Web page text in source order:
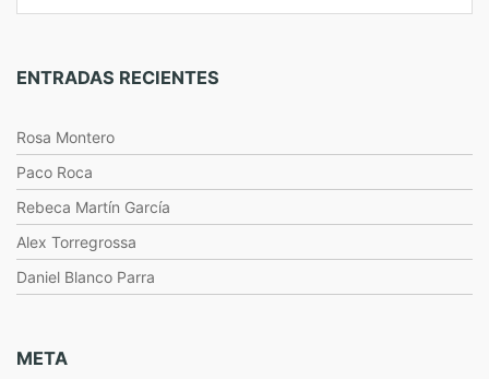
ENTRADAS RECIENTES
Rosa Montero
Paco Roca
Rebeca Martín García
Alex Torregrossa
Daniel Blanco Parra
META